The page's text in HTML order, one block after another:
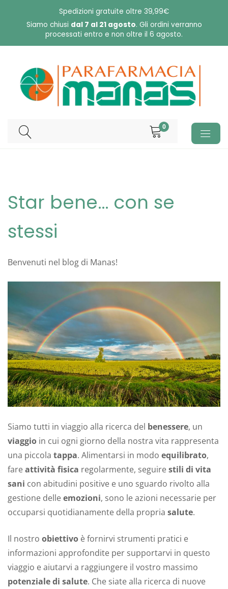
Spedizioni gratuite oltre 39,99€
Siamo chiusi dal 7 al 21 agosto. Gli ordini verranno
processati entro e non oltre il 6 agosto.
0
Star bene… con se
stessi
Benvenuti nel blog di Manas!
Siamo tutti in viaggio alla ricerca del benessere, un
viaggio in cui ogni giorno della nostra vita rappresenta
una piccola tappa. Alimentarsi in modo equilibrato,
fareattività fisica regolarmente, seguirestili di vita
sani con abitudini positive e uno sguardo rivolto alla
gestione delleemozioni, sono le azioni necessarie per
occuparsi quotidianamente della propria salute.
Il nostro obiettivo è fornirvi strumenti pratici e
informazioni approfondite per supportarvi in questo
viaggio e aiutarvi a raggiungere il vostro massimo
potenziale di salute. Che siate alla ricerca di nuove